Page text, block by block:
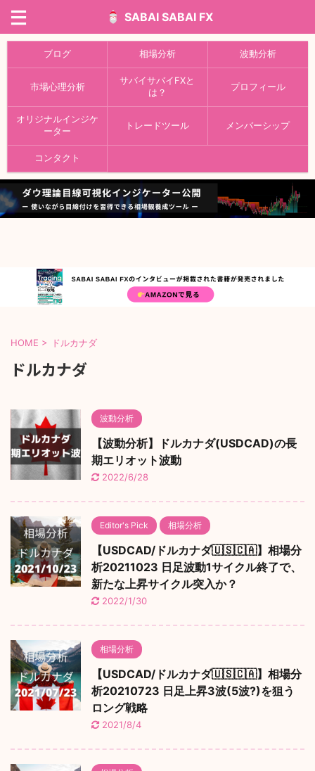
SABAI SABAI FX
ブログ 相場分析 波動分析
市場心理分析
サバイサバイFXと
は？
プロフィール
オリジナルインジケ
ーター
トレードツール メンバーシップ
コンタクト
HOME > ドルカナダ
ドルカナダ
波動分析
【波動分析】ドルカナダ(USDCAD)の長
期エリオット波動
2022/6/28
Editor's Pick 相場分析
【USDCAD/ドルカナダ🇺🇸🇨🇦】相場分
析20211023 日足波動1サイクル終了で、
新たな上昇サイクル突入か？
2022/1/30
相場分析
【USDCAD/ドルカナダ🇺🇸🇨🇦】相場分
析20210723 日足上昇3波(5波?)を狙う
ロング戦略
2021/8/4